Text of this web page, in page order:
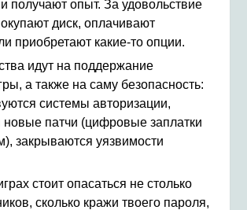
получают опыт. За удовольствие
диск, оплачивают
приобретают какие-то опции.
идут на поддержание
а также на саму безопасность:
системы авторизации,
новые патчи (цифровые заплатки
закрываются уязвимости
стоит опасаться не столько
сколько кражи твоего пароля,